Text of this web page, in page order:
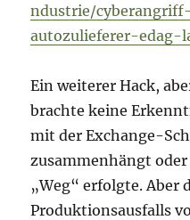
ndustrie/
autozulieferer-edag-
Ein weiterer Hack,
brachte keine
mit der Exchange-
zusammenhängt
„Weg“ erfolgte. Aber
Produktionsausfalls